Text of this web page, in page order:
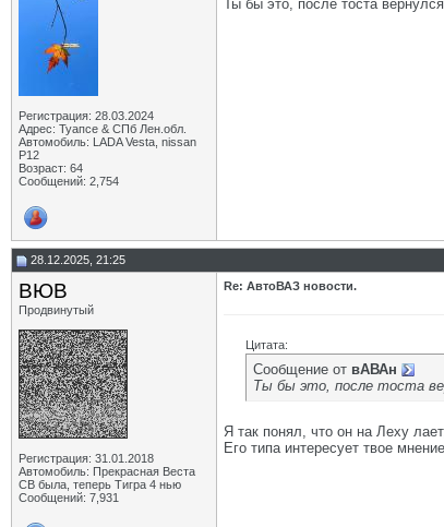
Регистрация: 28.03.2024
Адрес: Туапсе & СПб Лен.обл.
Автомобиль: LADA Vesta, nissan
P12
Возраст: 64
Сообщений: 2,754
Ты бы это, после тоста
28.12.2025, 21:25
ВЮВ
Продвинутый
Регистрация: 31.01.2018
Автомобиль: Прекрасная Веста
СВ была, теперь Тигра 4 нью
Сообщений: 7,931
Re: АвтоВАЗ новости.
Цитата:
Сообщение от вАВАн
Ты бы это, после тоста
Я так понял, что он на Леху
Его типа интересует твое